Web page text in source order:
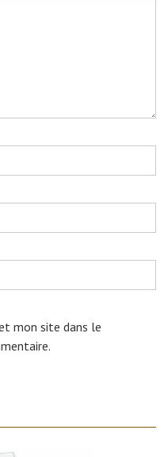
mon site dans le